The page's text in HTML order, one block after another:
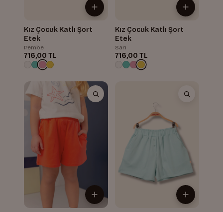
Kız Çocuk Katlı Şort
Etek
Pembe
716,00 TL
Kız Çocuk Katlı Şort
Etek
Sarı
716,00 TL